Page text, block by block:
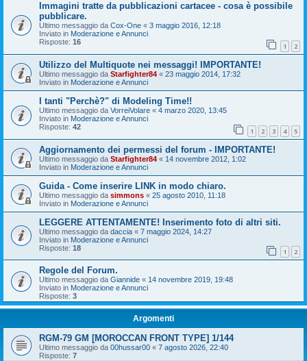
Immagini tratte da pubblicazioni cartacee - cosa è possibile
pubblicare.
Ultimo messaggio da Cox-One « 3 maggio 2016, 12:18
Inviato in Moderazione e Annunci
Risposte: 16 1 2
Utilizzo del Multiquote nei messaggi! IMPORTANTE!
Ultimo messaggio da Starfighter84 « 23 maggio 2014, 17:32
Inviato in Moderazione e Annunci
I tanti "Perchè?" di Modeling Time!!
Ultimo messaggio da VorreiVolare « 4 marzo 2020, 13:45
Inviato in Moderazione e Annunci
Risposte: 42 1 2 3 4 5
Aggiornamento dei permessi del forum - IMPORTANTE!
Ultimo messaggio da Starfighter84 « 14 novembre 2012, 1:02
Inviato in Moderazione e Annunci
Guida - Come inserire LINK in modo chiaro.
Ultimo messaggio da simmons « 25 agosto 2010, 11:18
Inviato in Moderazione e Annunci
LEGGERE ATTENTAMENTE! Inserimento foto di altri siti.
Ultimo messaggio da daccia « 7 maggio 2024, 14:27
Inviato in Moderazione e Annunci
Risposte: 18 1 2
Regole del Forum.
Ultimo messaggio da Giannide « 14 novembre 2019, 19:48
Inviato in Moderazione e Annunci
Risposte: 3
Argomenti
RGM-79 GM [MOROCCAN FRONT TYPE] 1/144
Ultimo messaggio da 00hussar00 « 7 agosto 2026, 22:40
Risposte: 7